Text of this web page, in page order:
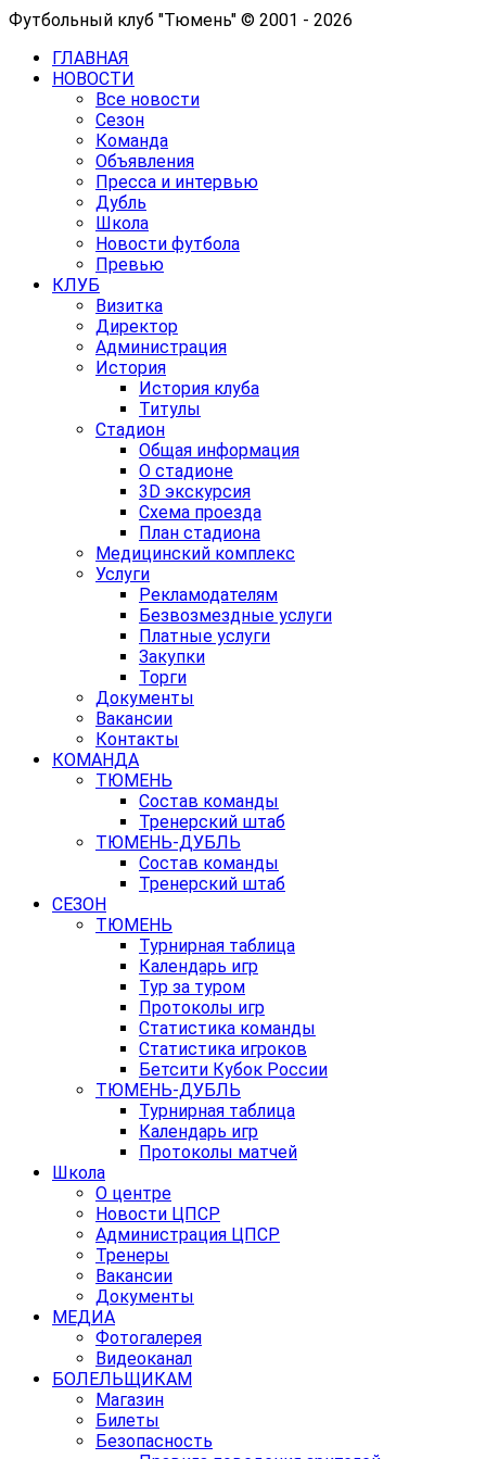
Футбольный клуб "Тюмень" © 2001 - 2026
ГЛАВНАЯ
НОВОСТИ
Все новости
Сезон
Команда
Объявления
Пресса и интервью
Дубль
Школа
Новости футбола
Превью
КЛУБ
Визитка
Директор
Администрация
История
История клуба
Титулы
Стадион
Общая информация
О стадионе
3D экскурсия
Схема проезда
План стадиона
Медицинский комплекс
Услуги
Рекламодателям
Безвозмездные услуги
Платные услуги
Закупки
Торги
Документы
Вакансии
Контакты
КОМАНДА
ТЮМЕНЬ
Состав команды
Тренерский штаб
ТЮМЕНЬ-ДУБЛЬ
Состав команды
Тренерский штаб
СЕЗОН
ТЮМЕНЬ
Турнирная таблица
Календарь игр
Тур за туром
Протоколы игр
Статистика команды
Статистика игроков
Бетсити Кубок России
ТЮМЕНЬ-ДУБЛЬ
Турнирная таблица
Календарь игр
Протоколы матчей
Школа
О центре
Новости ЦПСР
Администрация ЦПСР
Тренеры
Вакансии
Документы
МЕДИА
Фотогалерея
Видеоканал
БОЛЕЛЬЩИКАМ
Магазин
Билеты
Безопасность